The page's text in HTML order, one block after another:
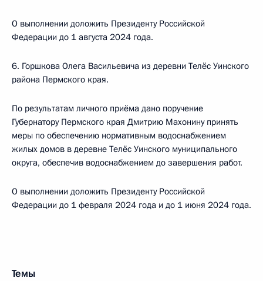
О выполнении доложить Президенту Российской
Федерации до 1 августа 2024 года.
6. Горшкова Олега Васильевича из деревни Телёс Уинского
района Пермского края.
По результатам личного приёма дано поручение
Губернатору Пермского края Дмитрию Махонину принять
меры по обеспечению нормативным водоснабжением
жилых домов в деревне Телёс Уинского муниципального
округа, обеспечив водоснабжением до завершения работ.
О выполнении доложить Президенту Российской
Федерации до 1 февраля 2024 года и до 1 июня 2024 года.
Темы